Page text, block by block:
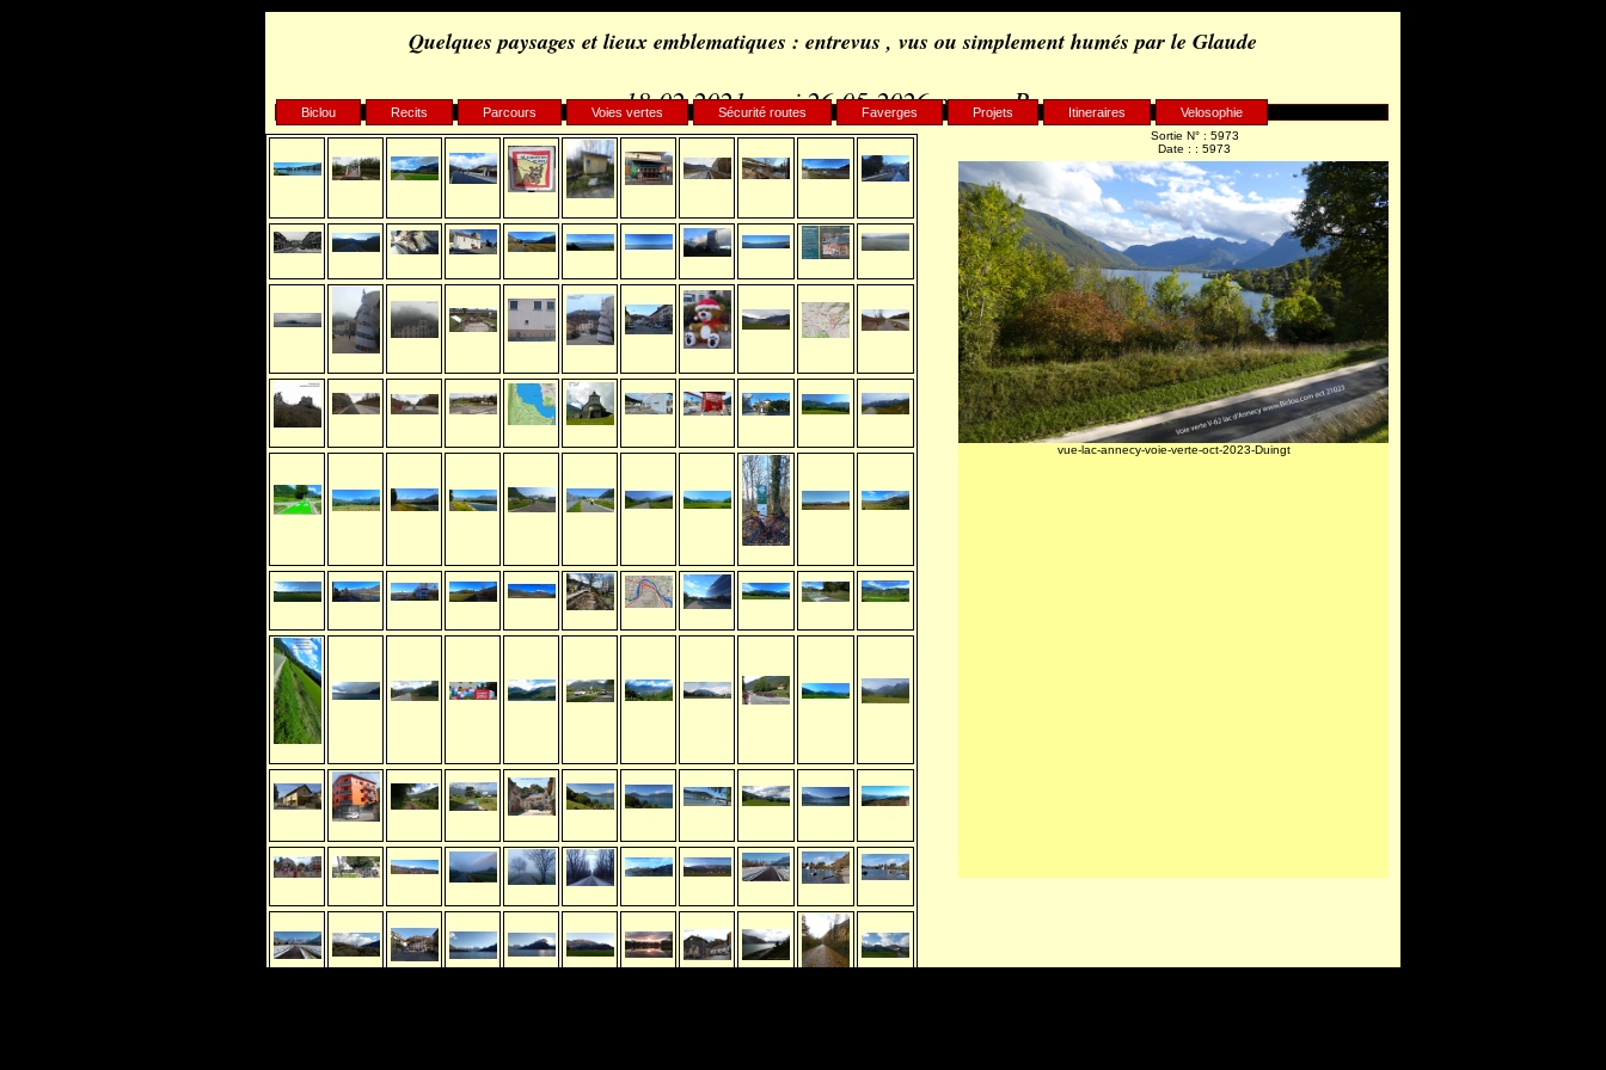
Biclou Recits Parcours Voies vertes Sécurité routes Faverges Projets Itineraires Velosophie
Quelques paysages et lieux emblematiques : entrevus , vus ou simplement humés par le Glaude
18-02-2021, maj 26-05-2026 par c.. B..
vue-lac-annecy-voie-verte-oct-2023-Duingt
Sortie N° : 5973
Date : : 5973